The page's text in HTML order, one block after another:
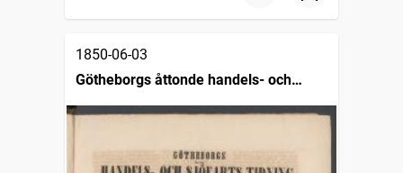
1850-06-03
Götheborgs åttonde handels- och
sjöfartstidning, dagligt annonsblad och